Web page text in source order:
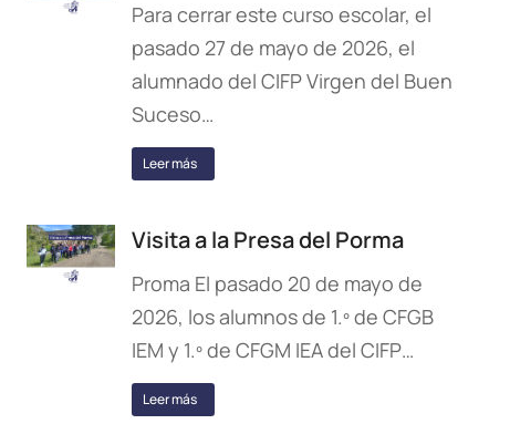
Para cerrar este curso escolar, el
pasado 27 de mayo de 2026, el
alumnado del CIFP Virgen del Buen
Suceso…
Leer más
Visita a la Presa del Porma
Proma El pasado 20 de mayo de
2026, los alumnos de 1.º de CFGB
IEM y 1.º de CFGM IEA del CIFP…
Leer más